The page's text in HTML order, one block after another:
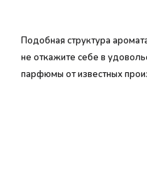
Подобная структура
не откажите себе в
парфюмы от известных